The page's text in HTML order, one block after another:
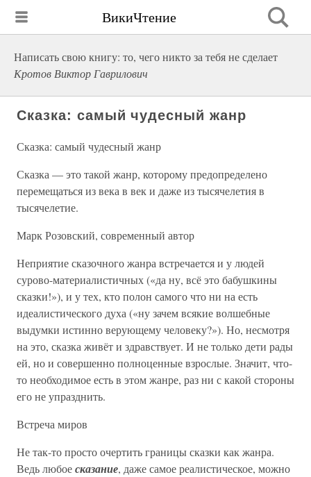
ВикиЧтение
Написать свою книгу: то, чего никто за тебя не сделает
Кротов Виктор Гаврилович
Сказка: самый чудесный жанр
Сказка: самый чудесный жанр
Сказка — это такой жанр, которому предопределено
перемещаться из века в век и даже из тысячелетия в
тысячелетие.
Марк Розовский, современный автор
Неприятие сказочного жанра встречается и у людей
сурово-материалистичных («да ну, всё это бабушкины
сказки!»), и у тех, кто полон самого что ни на есть
идеалистического духа («ну зачем всякие волшебные
выдумки истинно верующему человеку?»). Но, несмотря
на это, сказка живёт и здравствует. И не только дети рады
ей, но и совершенно полноценные взрослые. Значит, что-
то необходимое есть в этом жанре, раз ни с какой стороны
его не упразднить.
Встреча миров
Не так-то просто очертить границы сказки как жанра.
Ведь любоесказание, даже самое реалистическое, можно